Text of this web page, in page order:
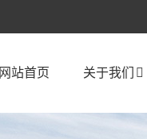
网站首页 关于我们